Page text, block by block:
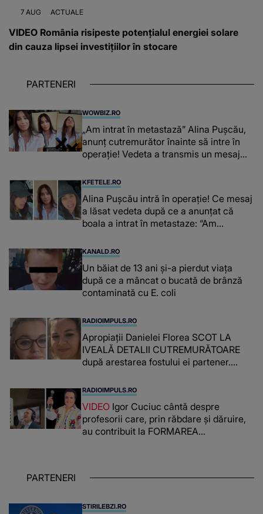
7 AUG ACTUALE
VIDEO România risipeste potențialul energiei solare
din cauza lipsei investițiilor în stocare
PARTENERI
WOWBIZ.RO
„Am intrat în metastază” Alina Pușcău,
anunț cutremurător înainte să intre în
operație! Vedeta a transmis un mesaj
KFETELE.RO
Alina Pușcău intră în operație! Ce mesaj
a lăsat vedeta după ce a anunțat că
boala a intrat în metastaze: “Am
KANALD.RO
Un băiat de 13 ani și-a pierdut viața
după ce a mâncat o bucată de brânză
contaminată cu E. coli
RADIOIMPULS.RO
Apropiații Danielei Florea SCOT LA
IVEALĂ DETALII CUTREMURĂTOARE
după arestarea fostului ei partener.
românca ucisă în Italia și ascunsă în
lada unui pat: " Îmi pare rău că nu am
reușit să fac mai mult pentru ea și..."
RADIOIMPULS.RO
VIDEO Igor Cuciuc cântă despre
profesorii care, prin răbdare și dăruire,
au contribuit la FORMAREA
chiar și după trecerea anilor: "De
PARTENERI
STIRILEBZI.RO